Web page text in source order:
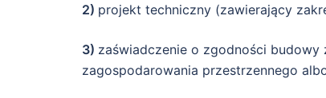
2) projekt techniczny (zawierający
3) zaświadczenie o zgodności
zagospodarowania przestrzennego